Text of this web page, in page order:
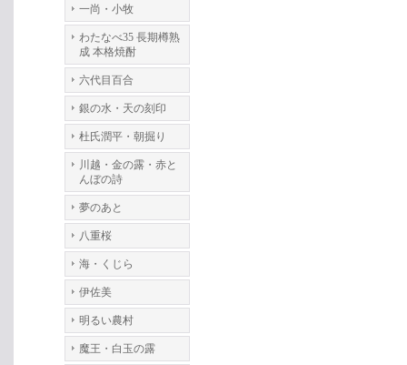
一尚・小牧
わたなべ35 長期樽熟
成 本格焼酎
六代目百合
銀の水・天の刻印
杜氏潤平・朝掘り
川越・金の露・赤と
んぼの詩
夢のあと
八重桜
海・くじら
伊佐美
明るい農村
魔王・白玉の露